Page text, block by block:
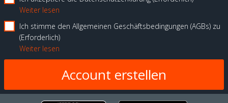
Weiter lesen
Ich stimme den Allgemeinen Geschäftsbedingungen (AGBs) zu
Erforderlich
Weiter lesen